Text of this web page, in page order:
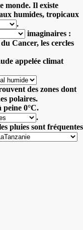
monde. Il existe
humides, tropicaux
.
imaginaires :
Cancer, les cercles
appelée climat
des zones dont
polaires.
peine 0°C.
.
pluies sont fréquentes